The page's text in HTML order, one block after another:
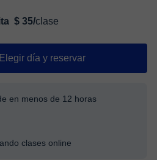
$ 35/clase
Elegir día y reservar
en menos de 12 horas
clases online